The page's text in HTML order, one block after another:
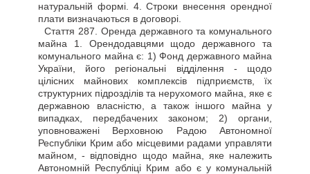
натуральній формі. 4. Строки внесення орендної
плати визначаються в договорі.
Стаття 287. Оренда державного та комунального
майна 1. Орендодавцями щодо державного та
комунального майна є: 1) Фонд державного майна
України, його регіональні відділення - щодо
цілісних майнових комплексів підприємств, їх
структурних підрозділів та нерухомого майна, яке є
державною власністю, а також іншого майна у
випадках, передбачених законом; 2) органи,
уповноважені Верховною Радою Автономної
Республіки Крим або місцевими радами управляти
майном, - відповідно щодо майна, яке належить
Автономній Республіці Крим або є у комунальній